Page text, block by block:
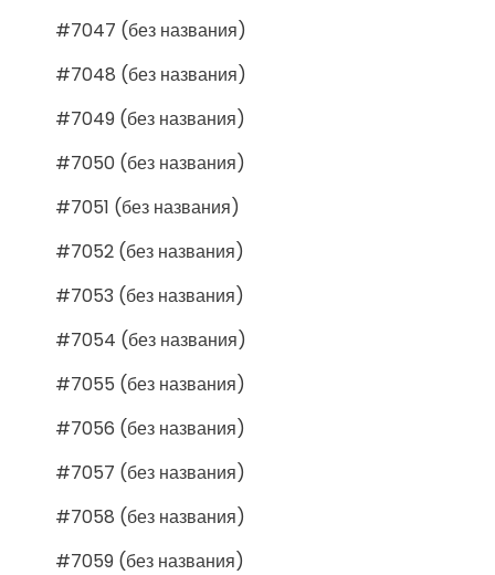
#7047 (без названия)
#7048 (без названия)
#7049 (без названия)
#7050 (без названия)
#7051 (без названия)
#7052 (без названия)
#7053 (без названия)
#7054 (без названия)
#7055 (без названия)
#7056 (без названия)
#7057 (без названия)
#7058 (без названия)
#7059 (без названия)